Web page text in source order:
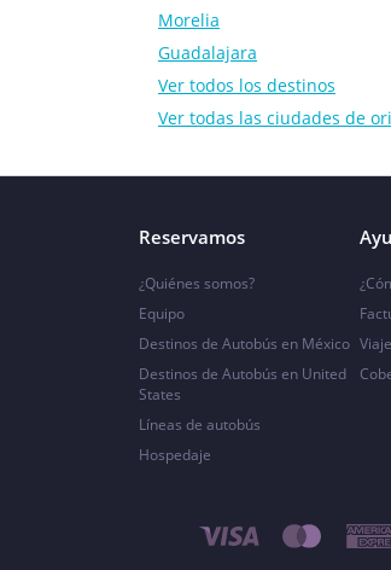
Morelia
Guadalajara
Ver todos los destinos
Ver todas las ciudades de
Reservamos
¿Quiénes somos?
Equipo
Destinos de Autobús en México
Destinos de Autobús en United
States
Líneas de autobús
Hospedaje